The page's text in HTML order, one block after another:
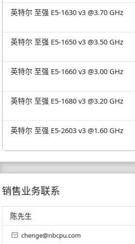
英特尔 至强 E5-1630 v3 @3.70 GHz
英特尔 至强 E5-1650 v3 @3.50 GHz
英特尔 至强 E5-1660 v3 @3.00 GHz
英特尔 至强 E5-1680 v3 @3.20 GHz
英特尔 至强 E5-2603 v3 @1.60 GHz
销售业务联系
陈先生
chenge@nbcpu.com